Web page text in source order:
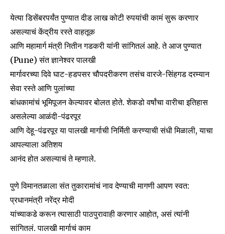
Join our community of
SUBSCRIBERS and be part of the
conversation.
येत्या डिसेंबरपर्यंत पुण्यात दीड लाख कोटी रुपयांची कामं सुरू करणार
असल्याचं केंद्रीय रस्ते वाहतूक
आणि महामार्ग मंत्री नितीन गडकरी यांनी सांगितलं आहे. ते आज पुण्यात
(Pune) संत ज्ञानेश्वर पालखी
मार्गावरच्या दिवे घाट-हडपसर चौपदरीकरण तसंच वारजे-सिंहगड दरम्यान
सेवा रस्ते आणि पुलांच्या
बांधकामांचं भूमिपूजन केल्यावर बोलत होते. शेकडो वर्षांचा वारीचा इतिहास
असलेल्या आळंदी-पंढरपूर
आणि देहू-पंढरपूर या पालखी मार्गाची निर्मिती करण्याची संधी मिळाली, याचा
आपल्याला अतिशय
आनंद होत असल्याचं ते म्हणाले.
पुणे विमानतळाला संत तुकारामांचं नाव देण्याची मागणी आपण स्वत:
प्रधानमंत्री नरेंद्र मोदी
यांच्याकडे करून त्यासाठी पाठपुरावाही करणार आहोत, असं त्यांनी
सांगितलं. पालखी मार्गाचं काम